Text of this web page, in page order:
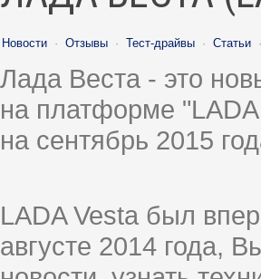
Новости · Отзывы · Тест-драйвы · Статьи ·
Лада Веста - это
на платформе
на сентябрь 2015
LADA Vesta был
августе 2014 года,